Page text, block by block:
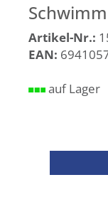
Artikel-Nr.:
EAN:
auf Lager